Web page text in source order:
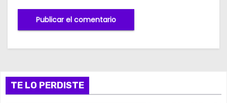
TE LO PERDISTE